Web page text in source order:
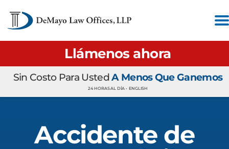
Llámenos ahora
Sin Costo Para UstedA Menos Que Ganemos
24 HORAS AL DÍA • ENGLISH
Accidente de